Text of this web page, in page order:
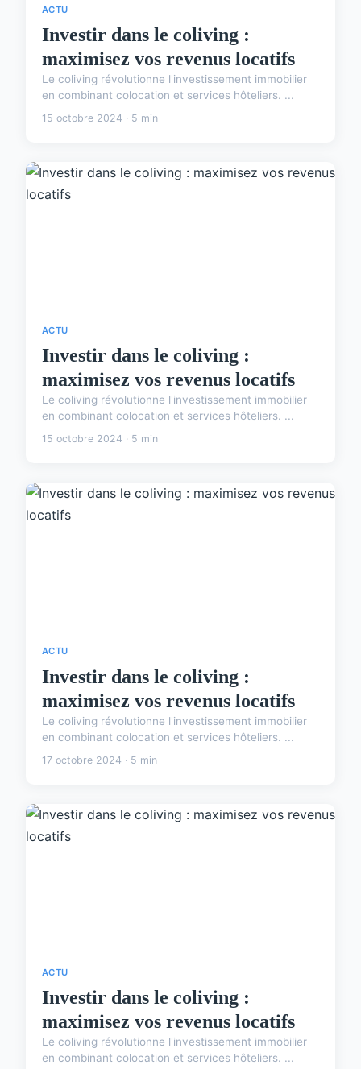
ACTU
Investir dans le coliving :
maximisez vos revenus locatifs
Le coliving révolutionne l'investissement immobilier
en combinant colocation et services hôteliers. ...
15 octobre 2024 · 5 min
ACTU
Investir dans le coliving :
maximisez vos revenus locatifs
Le coliving révolutionne l'investissement immobilier
en combinant colocation et services hôteliers. ...
15 octobre 2024 · 5 min
ACTU
Investir dans le coliving :
maximisez vos revenus locatifs
Le coliving révolutionne l'investissement immobilier
en combinant colocation et services hôteliers. ...
17 octobre 2024 · 5 min
ACTU
Investir dans le coliving :
maximisez vos revenus locatifs
Le coliving révolutionne l'investissement immobilier
en combinant colocation et services hôteliers. ...